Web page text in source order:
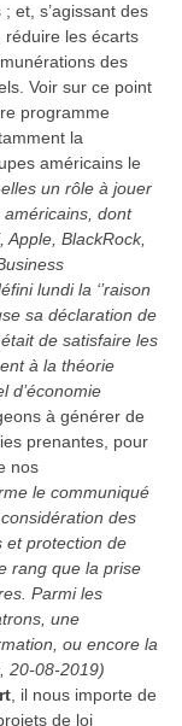
et, s’agissant des
réduire les écarts
des
Voir sur ce point
programme
la
américains le
un rôle à jouer
dont
Apple, BlackRock,
lundi la ‘’raison
sa déclaration de
de satisfaire les
à la théorie
d’économie
à générer de
prenantes, pour
nos
le communiqué
des
et protection de
rang que la prise
Parmi les
une
ou encore la
20-08-2019)
, il nous importe de
de loi